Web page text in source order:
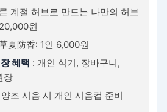
계절 허브로 만드는 나만의 허브
원
夏防香: 1인 6,000원
혜택 : 개인 식기, 장바구니,
장
조 시음 시 개인 시음컵 준비